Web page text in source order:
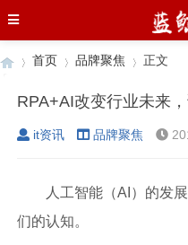
›
首页
›
品牌聚焦
›
正文
RPA+AI改变行业未来
it资讯 品牌聚焦
人工智能（AI）的发展
们的认知。